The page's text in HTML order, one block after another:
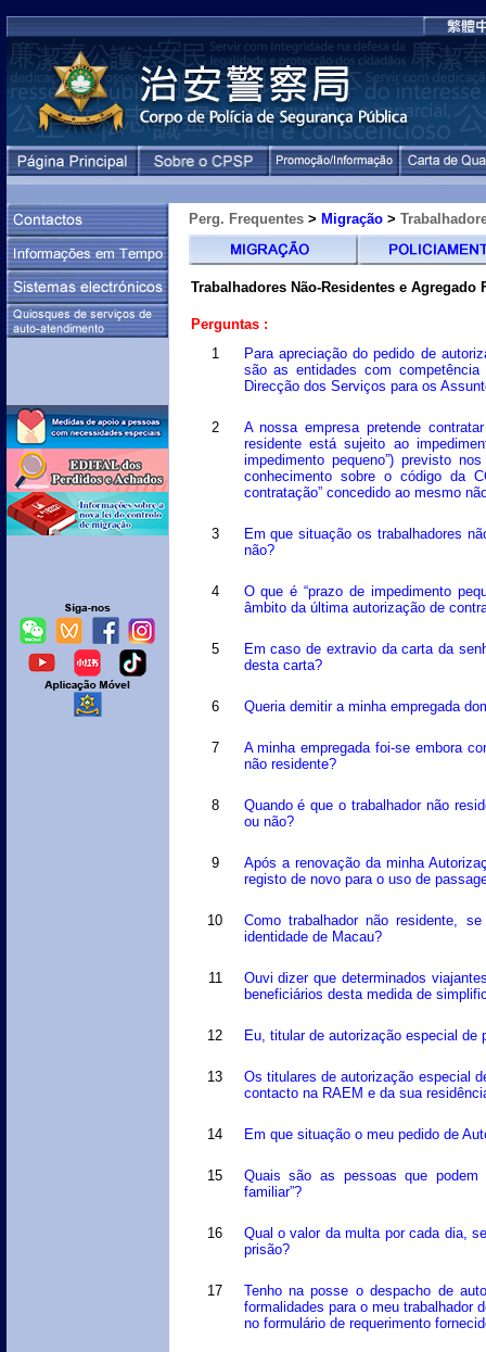
Perg. Frequentes> Migração>
Trabalhadores Não-Residentes e
Perguntas :
1
Para apreciação do pedido de
são as entidades com
Direcção dos Serviços para os
2
A nossa empresa pretende
residente está sujeito ao
impedimento pequeno”) previsto
conhecimento sobre o código da
contratação” concedido ao mesmo
3
Em que situação os trabalhadores
não?
4
O que é “prazo de impedimento
âmbito da última autorização de
5
Em caso de extravio da carta da
desta carta?
6 Queria demitir a minha empregada
7
A minha empregada foi-se embora
não residente?
8
Quando é que o trabalhador não
ou não?
9
Após a renovação da minha
registo de novo para o uso de
10
Como trabalhador não residente,
identidade de Macau?
11
Ouvi dizer que determinados
beneficiários desta medida de
12 Eu, titular de autorização especial de
13
Os titulares de autorização especial
contacto na RAEM e da sua
14 Em que situação o meu pedido de
15
Quais são as pessoas que podem
familiar”?
16
Qual o valor da multa por cada dia,
prisão?
17
Tenho na posse o despacho de
formalidades para o meu trabalhador
no formulário de requerimento